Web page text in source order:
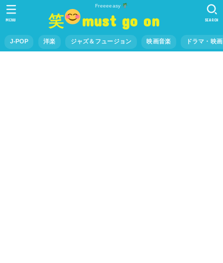
Freeeeasy
笑 must go on
J-POP 洋楽 ジャズ＆フュージョン 映画音楽 ドラマ・映
SEARCH
MENU